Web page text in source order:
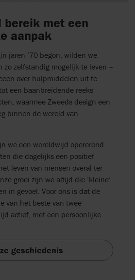
bereik met een
aanpak
jaren ’70 begon, wilden we
zo zelfstandig mogelijk te leven –
over hulpmiddelen uit te
een baanbreidende reeks
waarmee Zweeds design een
binnen de wereld van
we een wereldwijd opererend
die dagelijks een positief
leven van mensen overal ter
groei zijn we altijd die ‘kleine’
in gevoel. Voor ons is dat de
van het beste van twee
actief, met een persoonlijke
geschiedenis